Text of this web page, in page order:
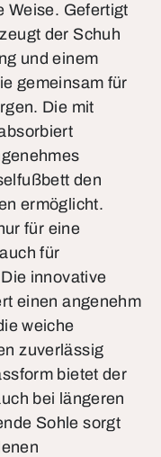
Weise. Gefertigt
der Schuh
und einem
gemeinsam für
Die mit
den
ermöglicht.
für eine
für
innovative
einen angenehm
weiche
zuverlässig
bietet der
bei längeren
Sohle sorgt